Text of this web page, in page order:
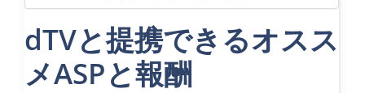
dTVと提携できるオスス
メASPと報酬